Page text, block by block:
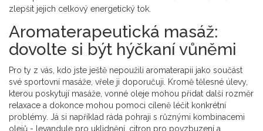
zlepšit jejich celkový energetický tok.
Aromaterapeutická masáž:
dovolte si být hýčkaní vůněmi
Pro ty z vás, kdo jste ještě nepoužili aromaterapii jako součást
své sportovní masáže, vřele ji doporučuji. Kromě tělesné úlevy,
kterou poskytují masáže, vonné oleje mohou přidat další rozměr
relaxace a dokonce mohou pomoci cíleně léčit konkrétní
problémy. Já si například ráda pohraji s různými kombinacemi
olejů - levandule pro uklidnění, citron pro povzbuzení a